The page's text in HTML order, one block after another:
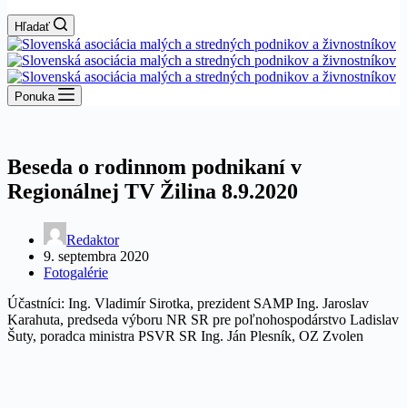
Hľadať
Ponuka
Beseda o rodinnom podnikaní v
Regionálnej TV Žilina 8.9.2020
Redaktor
9. septembra 2020
Fotogalérie
Účastníci: Ing. Vladimír Sirotka, prezident SAMP Ing. Jaroslav
Karahuta, predseda výboru NR SR pre poľnohospodárstvo Ladislav
Šuty, poradca ministra PSVR SR Ing. Ján Plesník, OZ Zvolen